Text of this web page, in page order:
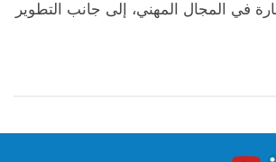
في المجال المهني، إلى جانب التطوير